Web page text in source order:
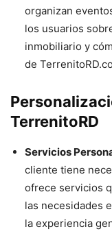
organizan
los usuarios
inmobiliario y
de
TerrenitoRD
Servicios
cliente tiene
ofrece servicios
las necesidades
la experiencia